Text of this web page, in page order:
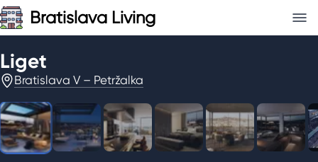
Bratislava Living
Liget
Bratislava V – Petržalka
1/7